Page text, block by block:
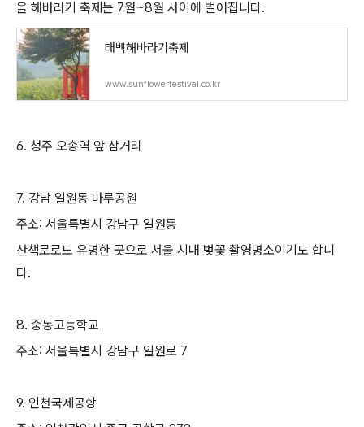
을 해바라기 축제는 7월~8월 사이에 벌어집니다.
태백해바라기축제
www.sunflowerfestival.co.kr
6. 청주 오송역 앞 삼거리
7. 강남 일원동 마루공원
주소: 서울특별시 강남구 일원동
산책로로도 유명한 곳으로 서울 시내 벚꽃 촬영명소이기도 합니
다.
8. 중동고등학교
주소: 서울특별시 강남구 일원로 7
9. 인천국제공항